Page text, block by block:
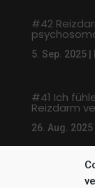
#42
5. Sep. 2025|
#41 Ich
Reizdarm
26. Aug. 2025|